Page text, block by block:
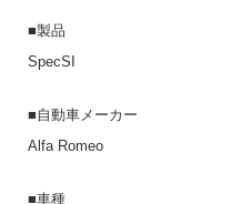
■製品
SpecSI
■自動車メーカー
Alfa Romeo
■車種